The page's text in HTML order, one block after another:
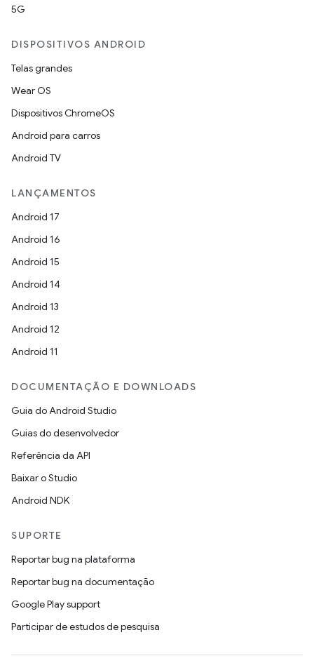
5G
DISPOSITIVOS ANDROID
Telas grandes
Wear OS
Dispositivos ChromeOS
Android para carros
Android TV
LANÇAMENTOS
Android 17
Android 16
Android 15
Android 14
Android 13
Android 12
Android 11
DOCUMENTAÇÃO E DOWNLOADS
Guia do Android Studio
Guias do desenvolvedor
Referência da API
Baixar o Studio
Android NDK
SUPORTE
Reportar bug na plataforma
Reportar bug na documentação
Google Play support
Participar de estudos de pesquisa